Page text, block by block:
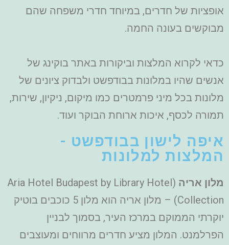
אופציות של חדרים, במיוחד חדרי משפחה שהם
מבוקשים בעונה החמה.
כדאי לקרוא המלצות וביקורות באתר בוקינג של
אנשים שהיו במלונות בבודפשט ולבדוק ציונים של
מלונות בכל מיני פרמטרים כמו מיקום, ניקיון, שירות,
תמורה לכסף, איכות ארוחת הבוקר ועוד.
איפה לישון בבודפשט -
המלצות למלונות
מלון אריה (Aria Hotel Budapest by Library Hotel
Collection) – מלון אריה הוא מלון 5 כוכבים בוטיק
יוקרתי הממוקם במרכז העיר, בסמוך לבניין
הפרלמנט. המלון מציע חדרים מרווחים ומעוצבים